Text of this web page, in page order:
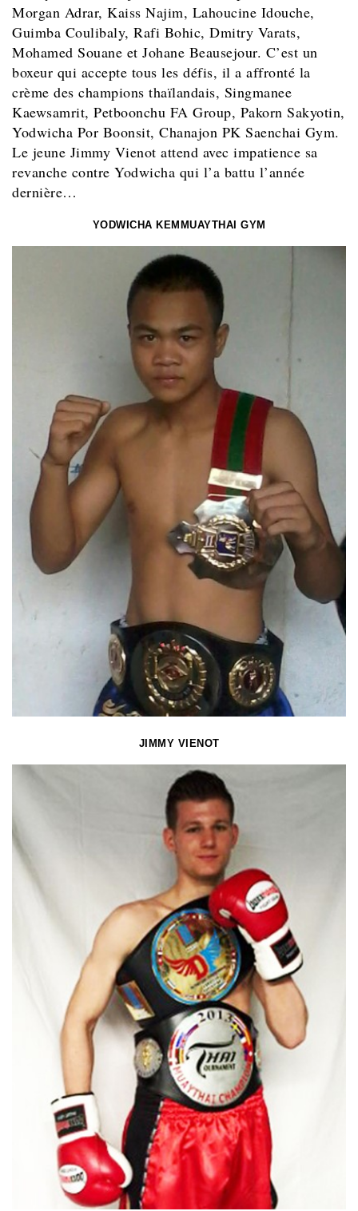
Morgan Adrar, Kaiss Najim, Lahoucine Idouche,
Guimba Coulibaly, Rafi Bohic, Dmitry Varats,
Mohamed Souane et Johane Beausejour. C’est un
boxeur qui accepte tous les défis, il a affronté la
crème des champions thaïlandais, Singmanee
Kaewsamrit, Petboonchu FA Group, Pakorn Sakyotin,
Yodwicha Por Boonsit, Chanajon PK Saenchai Gym.
Le jeune Jimmy Vienot attend avec impatience sa
revanche contre Yodwicha qui l’a battu l’année
dernière…
YODWICHA KEMMUAYTHAI GYM
JIMMY VIENOT